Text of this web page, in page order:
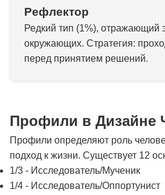
Рефлектор
Редкий тип (1%), отражающий
окружающих. Стратегия:
перед принятием решений.
Профили в Дизайне
Профили определяют роль
подход к жизни. Существует 12
1/3 - Исследователь/Мученик
1/4 - Исследователь/Оппортунист